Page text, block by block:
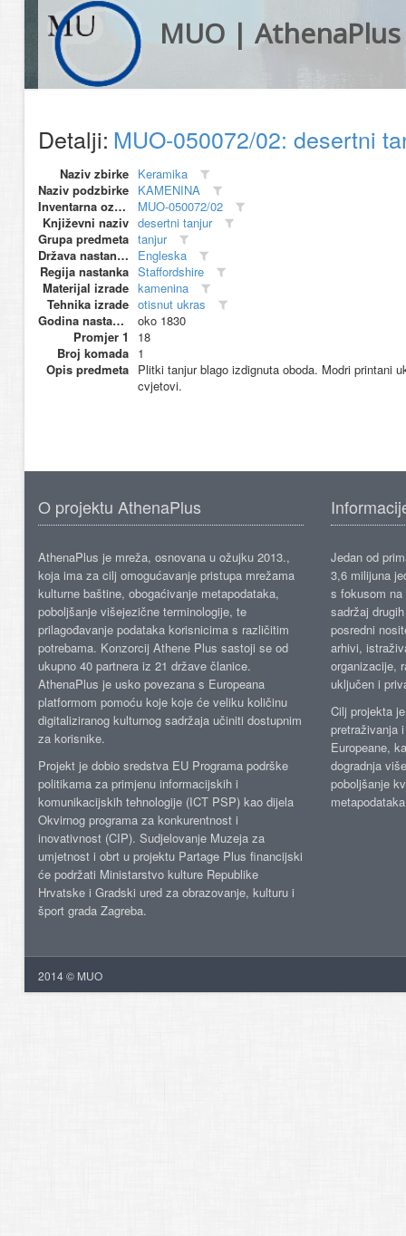
MUO | AthenaPlus
Detalji: MUO-050072/02: desertni
Naziv zbirke Keramika
Naziv podzbirke KAMENINA
Inventarna oznaka
MUO-050072/02
Književni naziv desertni tanjur
Grupa predmeta tanjur
Država nastanka
Engleska
Regija nastanka Staffordshire
Materijal izrade kamenina
Tehnika izrade otisnut ukras
Godina nastanka
oko 1830
Promjer 1
18
Broj komada 1
Opis predmeta Plitki tanjur blago izdignuta oboda. Modri printani
cvjetovi.
O projektu AthenaPlus
AthenaPlus je mreža, osnovana u ožujku 2013.,
koja ima za cilj omogućavanje pristupa mrežama
kulturne baštine, obogaćivanje metapodataka,
poboljšanje višejezične terminologije, te
prilagođavanje podataka korisnicima s različitim
potrebama. Konzorcij Athene Plus sastoji se od
ukupno 40 partnera iz 21 države članice.
AthenaPlus je usko povezana s Europeana
platformom pomoću koje koje će veliku količinu
digitaliziranog kulturnog sadržaja učiniti dostupnim
za korisnike.
Projekt je dobio sredstva EU Programa podrške
politikama za primjenu informacijskih i
komunikacijskih tehnologije (ICT PSP) kao dijela
Okvirnog programa za konkurentnost i
inovativnost (CIP). Sudjelovanje Muzeja za
umjetnost i obrt u projektu Partage Plus financijski
će podržati Ministarstvo kulture Republike
Hrvatske i Gradski ured za obrazovanje, kulturu i
šport grada Zagreba.
Jedan od
3,6 milijuna
s fokusom
sadržaj
posredni
arhivi,
organizacije,
uključen i
Cilj projekta
pretraživanja
Europeane,
dogradnja
poboljšanje
2014 © MUO